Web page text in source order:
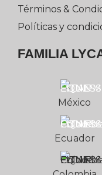
Términos &
Políticas y
FAMILIA
México
Ecuador